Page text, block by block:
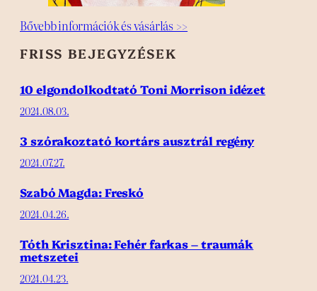
Bővebb információk és vásárlás >>
FRISS BEJEGYZÉSEK
10 elgondolkodtató Toni Morrison idézet
2024.08.03.
3 szórakoztató kortárs ausztrál regény
2024.07.27.
Szabó Magda: Freskó
2024.04.26.
Tóth Krisztina: Fehér farkas – traumák
metszetei
2024.04.23.